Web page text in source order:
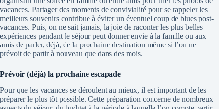
vacances. Partager des moments de convivialité pour se rappeler les
meilleurs souvenirs contribue à éviter un éventuel coup de blues post-
vacances. Puis, on ne sait jamais, la joie de raconter les plus belles
expériences pendant le séjour peut donner envie à la famille ou aux
amis de parler, déjà, de la prochaine destination même si l’on ne
prévoit de partir à nouveau que dans des mois.
Prévoir (déjà) la prochaine escapade
Pour que les vacances se déroulent au mieux, il est important de les
préparer le plus tôt possible. Cette préparation concerne de nombreux